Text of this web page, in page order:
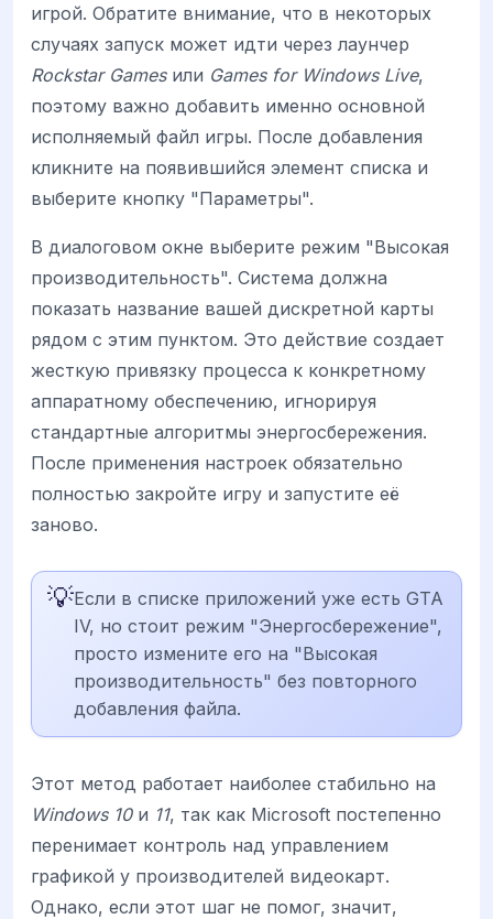
игрой. Обратите внимание, что в некоторых
случаях запуск может идти через лаунчер
Rockstar Gamesили Games for Windows Live,
поэтому важно добавить именно основной
исполняемый файл игры. После добавления
кликните на появившийся элемент списка и
выберите кнопку "Параметры".
В диалоговом окне выберите режим "Высокая
производительность". Система должна
показать название вашей дискретной карты
рядом с этим пунктом. Это действие создает
жесткую привязку процесса к конкретному
аппаратному обеспечению, игнорируя
стандартные алгоритмы энергосбережения.
После применения настроек обязательно
полностью закройте игру и запустите её
заново.
💡Если в списке приложений уже есть GTA
IV, но стоит режим "Энергосбережение",
просто измените его на "Высокая
производительность" без повторного
добавления файла.
Этот метод работает наиболее стабильно на
Windows 10и 11, так как Microsoft постепенно
перенимает контроль над управлением
графикой у производителей видеокарт.
Однако, если этот шаг не помог, значит,